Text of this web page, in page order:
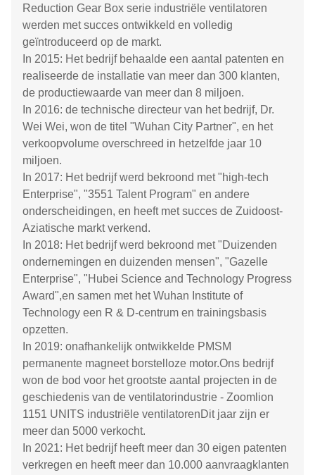
Reduction Gear Box serie industriële ventilatoren
werden met succes ontwikkeld en volledig
geïntroduceerd op de markt.
In 2015: Het bedrijf behaalde een aantal patenten en
realiseerde de installatie van meer dan 300 klanten,
de productiewaarde van meer dan 8 miljoen.
In 2016: de technische directeur van het bedrijf, Dr.
Wei Wei, won de titel "Wuhan City Partner", en het
verkoopvolume overschreed in hetzelfde jaar 10
miljoen.
In 2017: Het bedrijf werd bekroond met "high-tech
Enterprise", "3551 Talent Program" en andere
onderscheidingen, en heeft met succes de Zuidoost-
Aziatische markt verkend.
In 2018: Het bedrijf werd bekroond met "Duizenden
ondernemingen en duizenden mensen", "Gazelle
Enterprise", "Hubei Science and Technology Progress
Award",en samen met het Wuhan Institute of
Technology een R & D-centrum en trainingsbasis
opzetten.
In 2019: onafhankelijk ontwikkelde PMSM
permanente magneet borstelloze motor.Ons bedrijf
won de bod voor het grootste aantal projecten in de
geschiedenis van de ventilatorindustrie - Zoomlion
1151 UNITS industriële ventilatorenDit jaar zijn er
meer dan 5000 verkocht.
In 2021: Het bedrijf heeft meer dan 30 eigen patenten
verkregen en heeft meer dan 10.000 aanvraagklanten